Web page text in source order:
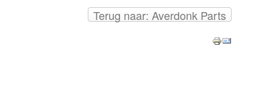
Terug naar: Averdonk Parts